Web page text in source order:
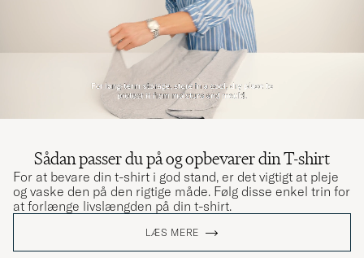
Sådan passer du på og opbevarer din T-shirt
For at bevare din t-shirt i god stand, er det vigtigt at pleje
og vaske den på den rigtige måde. Følg disse enkel trin for
at forlænge livslængden på din t-shirt.
LÆS MERE